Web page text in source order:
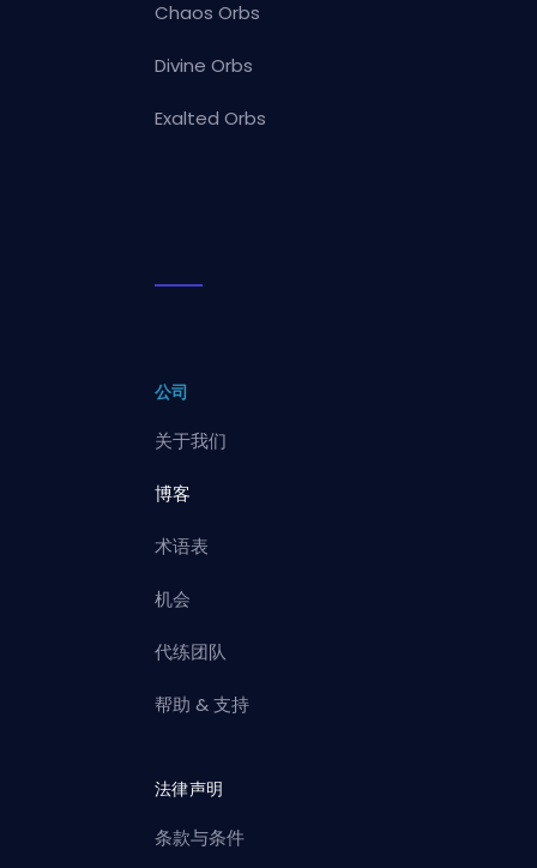
Chaos Orbs
Divine Orbs
Exalted Orbs
公司
关于我们
博客
术语表
机会
代练团队
帮助 & 支持
法律声明
条款与条件